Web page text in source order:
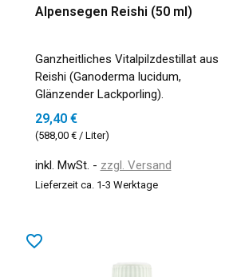
Alpensegen Reishi (50 ml)
Ganzheitliches Vitalpilzdestillat aus
Reishi (Ganoderma lucidum,
Glänzender Lackporling).
29,40 €
(588,00 € / Liter)
inkl. MwSt. zzgl. Versand
Lieferzeit ca. 1-3 Werktage
favorite_border